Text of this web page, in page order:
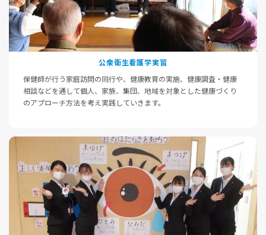
公衆衛生看護学実習
保健師が行う家庭訪問の同行や、健康教育の実施、健康調査・健康
相談などを通して個人、家族、集団、地域を対象とした健康づくり
のアプローチ方法を考え実践していきます。